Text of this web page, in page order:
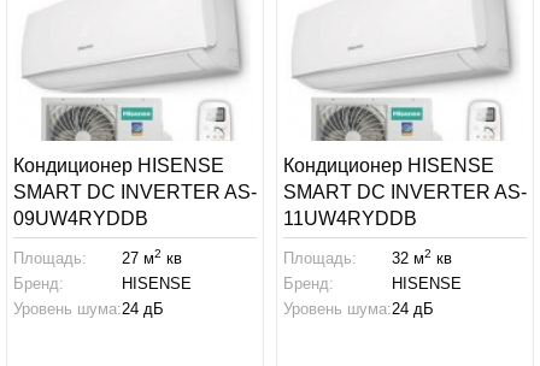
Кондиционер HISENSE
SMART DC INVERTER AS-
09UW4RYDDB
Площадь: 27 м2 кв
Бренд:
HISENSE
Уровень шума:24 дБ
Кондиционер HISENSE
SMART DC INVERTER AS-
11UW4RYDDB
Площадь: 32 м2 кв
Бренд:
HISENSE
Уровень шума:24 дБ